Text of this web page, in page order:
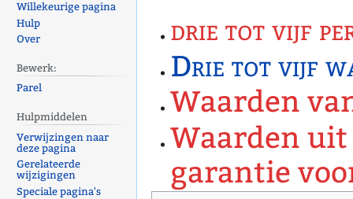
drie tot vijf
Drie tot vijf
Waarden
Waarden uit
garantie
Willekeurige pagina
Hulp
Over
Bewerk:
Parel
Hulpmiddelen
Verwijzingen naar
deze pagina
Gerelateerde
wijzigingen
Speciale pagina's